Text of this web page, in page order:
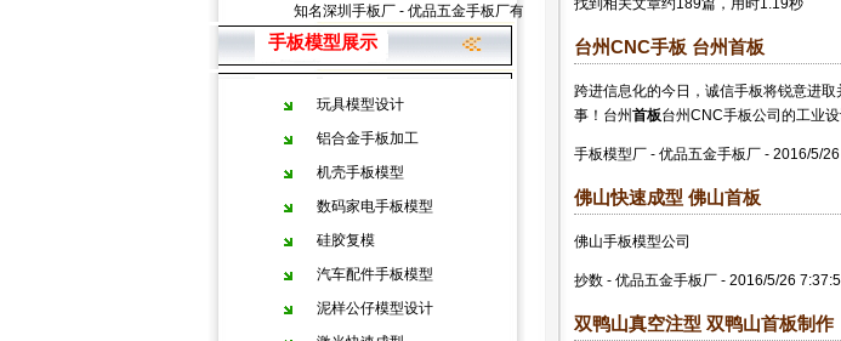
知名深圳手板厂 - 优品五金手板厂有着技术力量雄厚的手板加工、手板模型制造等实力
手板模型展示
玩具模型设计
铝合金手板加工
机壳手板模型
数码家电手板模型
硅胶复模
汽车配件手板模型
泥样公仔模型设计
找到相关文章约189篇，用时1.19秒
台州CNC手板 台州首板
跨进信息化的今日，诚信手板将锐意进
事！台州首板台州CNC手板公司的工业
手板模型厂 - 优品五金手板厂 - 2016/5/
佛山快速成型 佛山首板
佛山手板模型公司
抄数 - 优品五金手板厂 - 2016/5/26
双鸭山真空注型 双鸭山首板制作